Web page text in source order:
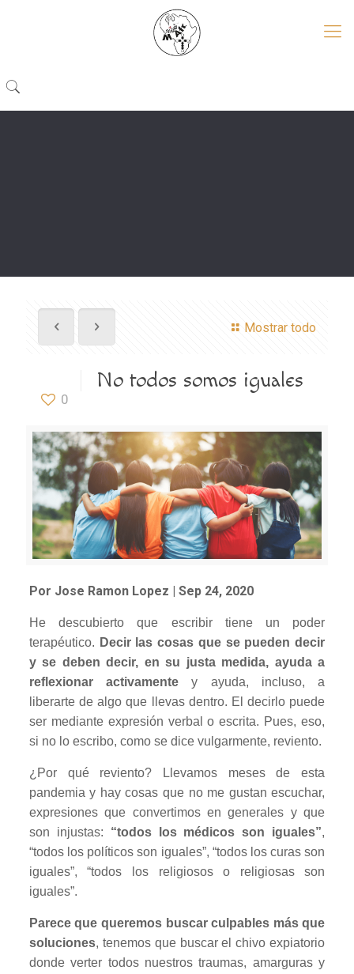
Mostrar todo
0
No todos somos iguales
Por Jose Ramon Lopez | Sep 24, 2020
He descubierto que escribir tiene un poder
terapéutico. Decir las cosas que se pueden decir
y se deben decir, en su justa medida, ayuda a
reflexionar activamente y ayuda, incluso, a
liberarte de algo que llevas dentro. El decirlo puede
ser mediante expresión verbal o escrita. Pues, eso,
si no lo escribo, como se dice vulgarmente, reviento.
¿Por qué reviento? Llevamos meses de esta
pandemia y hay cosas que no me gustan escuchar,
expresiones que convertimos en generales y que
son injustas: “todos los médicos son iguales”,
“todos los políticos son iguales”, “todos los curas son
iguales”, “todos los religiosos o religiosas son
iguales”.
Parece que queremos buscar culpables más que
soluciones, tenemos que buscar el chivo expiatorio
donde verter todos nuestros traumas, amarguras y